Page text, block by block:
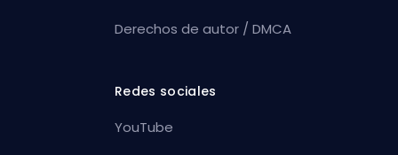
Derechos de autor / DMCA
Redes sociales
YouTube